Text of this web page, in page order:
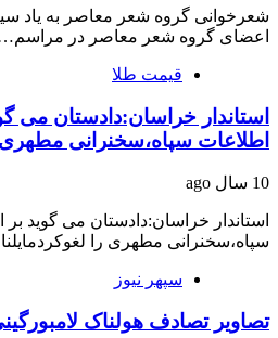
شعرخوانی گروه شعر معاصر به یاد
اعضای گروه شعر معاصر در
قیمت طلا
استاندار خراسان:دادستان می
اطلاعات سپاه،سخنرانی مطهری
10 سال ago
استاندار خراسان:دادستان می گوید
سپاه،سخنرانی مطهری را
سپهر نیوز
تصاویر تصادف هولناک